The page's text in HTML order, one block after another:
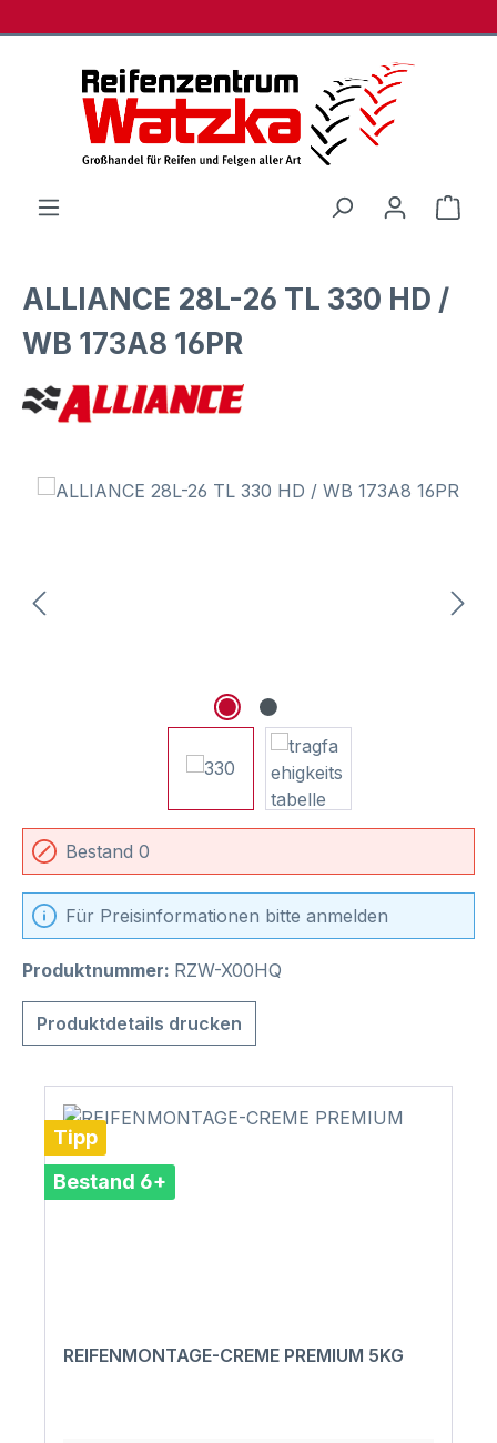
ALLIANCE 28L-26 TL 330 HD /
WB 173A8 16PR
Bildergalerie überspringen
Bestand 0
Für Preisinformationen bitte anmelden
Produktnummer: RZW-X00HQ
Produktdetails drucken
Tipp
Bestand 6+
REIFENMONTAGE-CREME PREMIUM 5KG